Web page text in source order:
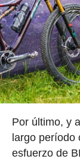
Por último, y
largo período
esfuerzo de